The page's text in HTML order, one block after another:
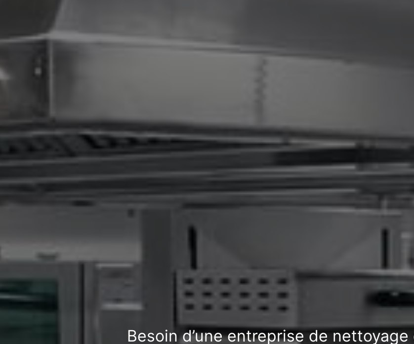
Besoin d’une entreprise de